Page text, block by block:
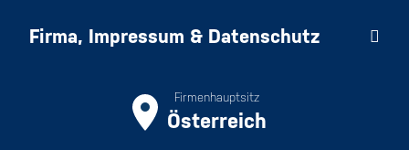
Firma, Impressum & Datenschutz
Firmenhauptsitz
Österreich